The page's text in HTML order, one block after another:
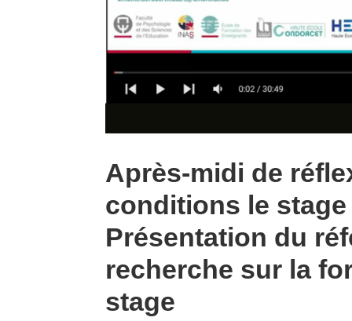
Après-midi de
conditions le
Présentation du
recherche sur la
stage